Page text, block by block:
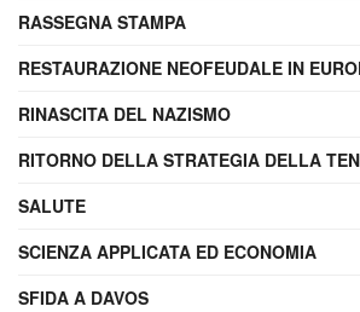
RASSEGNA STAMPA
RESTAURAZIONE NEOFEUDALE IN
RINASCITA DEL NAZISMO
RITORNO DELLA STRATEGIA DELLA
SALUTE
SCIENZA APPLICATA ED ECONOMIA
SFIDA A DAVOS